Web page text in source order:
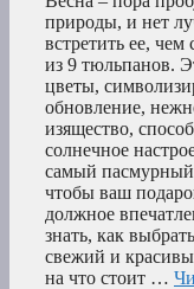
природы, и нет
встретить ее,
из 9 тюльпанов.
цветы,
обновление,
изящество,
солнечное
самый
чтобы ваш
должное
знать, как
свежий и
на что стоит …